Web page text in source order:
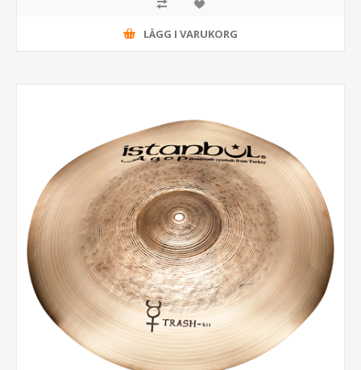
LÄGG I VARUKORG